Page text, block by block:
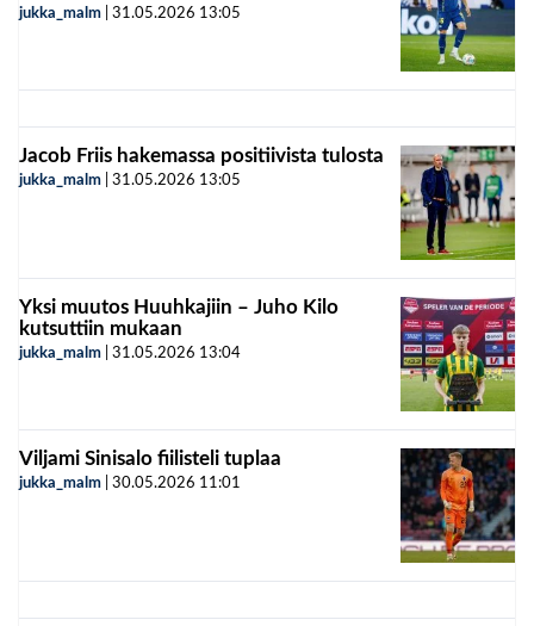
jukka_malm 31.05.2026 13:05
Jacob Friis hakemassa positiivista tulosta
jukka_malm 31.05.2026 13:05
Yksi muutos Huuhkajiin – Juho Kilo
kutsuttiin mukaan
jukka_malm 31.05.2026 13:04
Viljami Sinisalo fiilisteli tuplaa
jukka_malm 30.05.2026 11:01